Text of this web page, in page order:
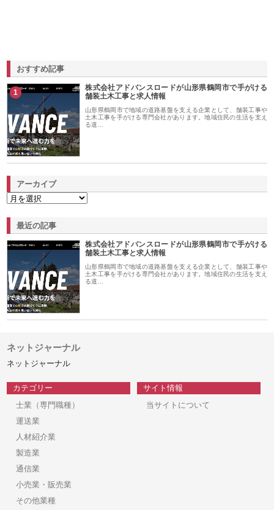
おすすめ記事
1
株式会社アドバンスロードが山形県鶴岡市で手がける
舗装土木工事と求人情報
山形県鶴岡市で地域の道路基盤を支える企業として、舗装工事や
土木工事を手がける専門会社があります。地域住民の生活を支え
る道…
アーカイブ
最近の記事
株式会社アドバンスロードが山形県鶴岡市で手がける
舗装土木工事と求人情報
山形県鶴岡市で地域の道路基盤を支える企業として、舗装工事や
土木工事を手がける専門会社があります。地域住民の生活を支え
る道…
ネットジャーナル
ネットジャーナル
カテゴリー
士業（専門職種）
運送業
人材紹介業
製造業
通信業
小売業・販売業
その他業種
サイト情報
当サイトについて